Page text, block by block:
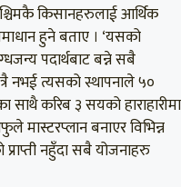
किसानहरुलाई आर्थिक
हुने बताए । ‘यसको
पदार्थबाट बन्ने सबै
नभई त्यसको स्थापनाले ५०
साथै करिब ३ सयको हाराहारीमा
मास्टरप्लान बनाएर विभिन्न
नहुँदा सबै योजनाहरु